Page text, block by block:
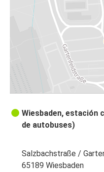
Karlsruhe
Wiesbaden
Heidelberg
Wiesbaden
Luxemburgo
Wiesbaden
Aeropuerto
Wiesbaden, estación
de autobuses)
Salzbachstraße /
65189 Wiesbaden